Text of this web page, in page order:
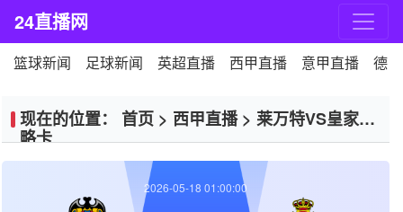
24直播网
篮球新闻 足球新闻 英超直播 西甲直播 意甲直播 德
现在的位置： 首页 > 西甲直播> 莱万特VS皇家马
略卡
2026-05-18 01:00:00